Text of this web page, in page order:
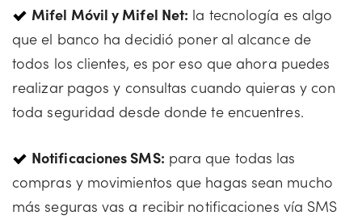
Mifel Móvil y Mifel Net: la tecnología es algo
que el banco ha decidió poner al alcance de
todos los clientes, es por eso que ahora puedes
realizar pagos y consultas cuando quieras y con
toda seguridad desde donde te encuentres.
Notificaciones SMS: para que todas las
compras y movimientos que hagas sean mucho
más seguras vas a recibir notificaciones vía SMS